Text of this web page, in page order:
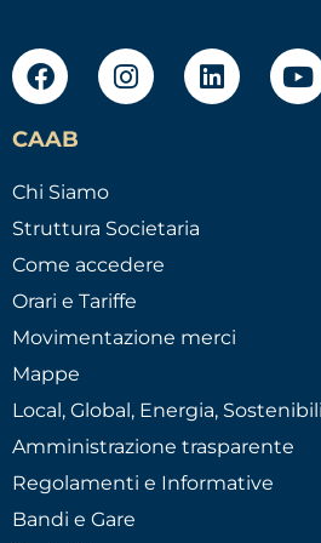
CAAB
Chi Siamo
Struttura Societaria
Come accedere
Orari e Tariffe
Movimentazione merci
Mappe
Local, Global, Energia,
Amministrazione trasparente
Regolamenti e Informative
Bandi e Gare